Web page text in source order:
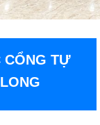
CỔNG TỰ